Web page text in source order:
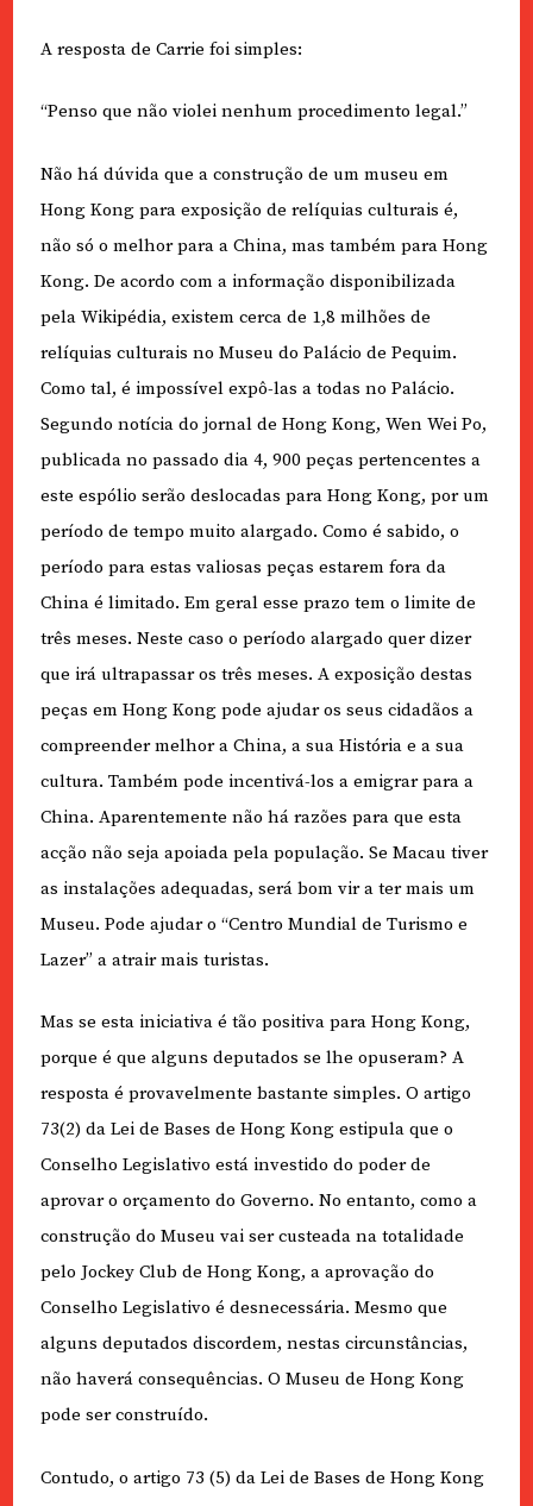
A resposta de Carrie foi simples:
“Penso que não violei nenhum procedimento legal.”
Não há dúvida que a construção de um museu em
Hong Kong para exposição de relíquias culturais é,
não só o melhor para a China, mas também para Hong
Kong. De acordo com a informação disponibilizada
pela Wikipédia, existem cerca de 1,8 milhões de
relíquias culturais no Museu do Palácio de Pequim.
Como tal, é impossível expô-las a todas no Palácio.
Segundo notícia do jornal de Hong Kong, Wen Wei Po,
publicada no passado dia 4, 900 peças pertencentes a
este espólio serão deslocadas para Hong Kong, por um
período de tempo muito alargado. Como é sabido, o
período para estas valiosas peças estarem fora da
China é limitado. Em geral esse prazo tem o limite de
três meses. Neste caso o período alargado quer dizer
que irá ultrapassar os três meses. A exposição destas
peças em Hong Kong pode ajudar os seus cidadãos a
compreender melhor a China, a sua História e a sua
cultura. Também pode incentivá-los a emigrar para a
China. Aparentemente não há razões para que esta
acção não seja apoiada pela população. Se Macau tiver
as instalações adequadas, será bom vir a ter mais um
Museu. Pode ajudar o “Centro Mundial de Turismo e
Lazer” a atrair mais turistas.
Mas se esta iniciativa é tão positiva para Hong Kong,
porque é que alguns deputados se lhe opuseram? A
resposta é provavelmente bastante simples. O artigo
73(2) da Lei de Bases de Hong Kong estipula que o
Conselho Legislativo está investido do poder de
aprovar o orçamento do Governo. No entanto, como a
construção do Museu vai ser custeada na totalidade
pelo Jockey Club de Hong Kong, a aprovação do
Conselho Legislativo é desnecessária. Mesmo que
alguns deputados discordem, nestas circunstâncias,
não haverá consequências. O Museu de Hong Kong
pode ser construído.
Contudo, o artigo 73 (5) da Lei de Bases de Hong Kong